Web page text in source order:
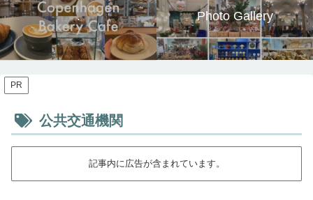
. Photo Gallery
PR
公共交通機関
記事内に広告が含まれています。